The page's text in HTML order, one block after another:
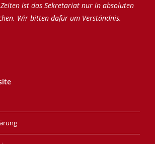
ist das Sekretariat nur in absoluten
Wir bitten dafür um Verständnis.